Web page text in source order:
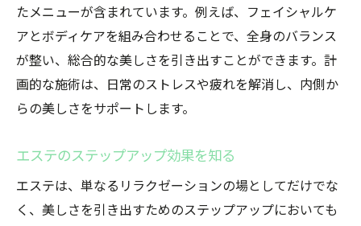
たメニューが含まれています。例えば、フェイシャルケ
アとボディケアを組み合わせることで、全身のバランス
が整い、総合的な美しさを引き出すことができます。計
画的な施術は、日常のストレスや疲れを解消し、内側か
らの美しさをサポートします。
エステのステップアップ効果を知る
エステは、単なるリラクゼーションの場としてだけでな
く、美しさを引き出すためのステップアップにおいても